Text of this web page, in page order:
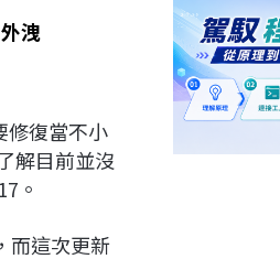
洩
修復當不小
解目前並沒
。
而這次更新